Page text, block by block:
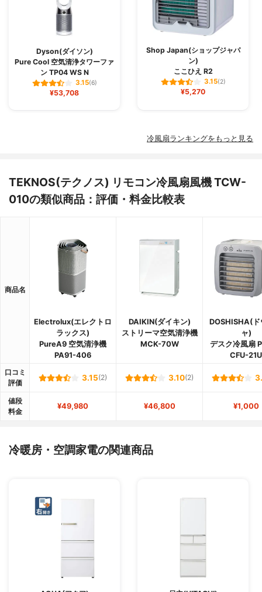
Dyson(ダイソン)
Pure Cool 空気清浄タワーファ
ン TP04 WS N
3.15(6)
¥53,708
Shop Japan(ショップジャパ
ン)
ここひえ R2
3.15(2)
¥5,270
冷風扇ランキングをもっと見る
TEKNOS(テクノス) リモコン冷風扇風機 TCW-
010の類似商品：評価・料金比較表
商品名
Electrolux(エレクトロ
ラックス)
PureA9 空気清浄機
PA91-406
DAIKIN(ダイキン)
ストリーマ空気清浄機
MCK-70W
DOSHISHA(ド
ャ)
デスク冷風扇
CFU-21U
口コミ
評価
3.15(2) 3.10(2)
値段
料金
¥49,980 ¥46,800 ¥1,000
冷暖房・空調家電の関連商品